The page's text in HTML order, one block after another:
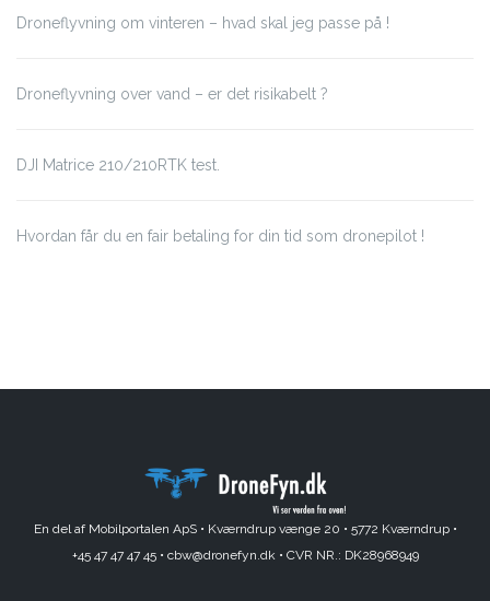
Droneflyvning om vinteren – hvad skal jeg passe på !
Droneflyvning over vand – er det risikabelt ?
DJI Matrice 210/210RTK test.
Hvordan får du en fair betaling for din tid som dronepilot !
En del af Mobilportalen ApS • Kværndrup vænge 20 • 5772 Kværndrup •
+45 47 47 47 45 • cbw@dronefyn.dk • CVR NR.: DK28968949